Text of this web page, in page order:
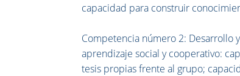
capacidad para construir
Competencia número 2: Desarrollo
aprendizaje social y cooperativo:
tesis propias frente al grupo;